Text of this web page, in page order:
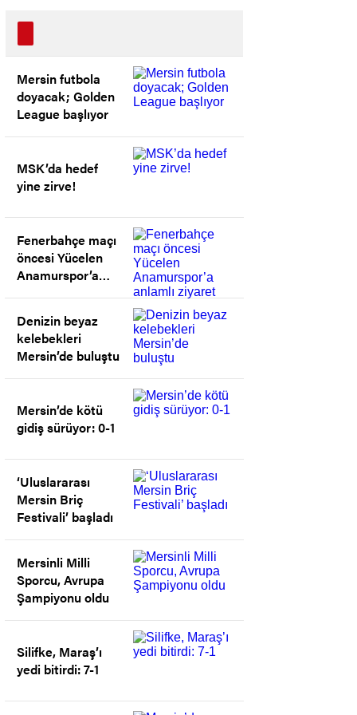
Mersin futbola
doyacak; Golden
League başlıyor
MSK’da hedef
yine zirve!
Fenerbahçe maçı
öncesi Yücelen
Anamurspor’a
Denizin beyaz
kelebekleri
Mersin’de buluştu
Mersin’de kötü
gidiş sürüyor: 0-1
‘Uluslararası
Mersin Briç
Festivali’ başladı
Mersinli Milli
Sporcu, Avrupa
Şampiyonu oldu
Silifke, Maraş’ı
yedi bitirdi: 7-1